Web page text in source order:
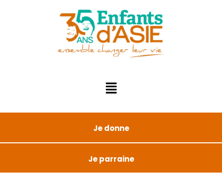
Je donne
Je parraine